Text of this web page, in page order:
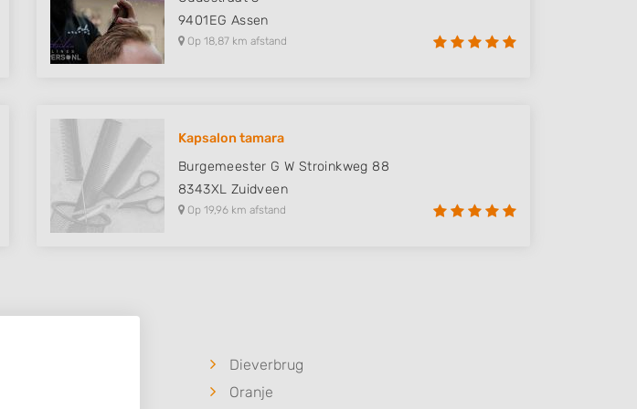
9401EG Assen
Op 18,87 km afstand
Kapsalon tamara
Burgemeester G W Stroinkweg 88
8343XL Zuidveen
Op 19,96 km afstand
Dieverbrug
Oranje